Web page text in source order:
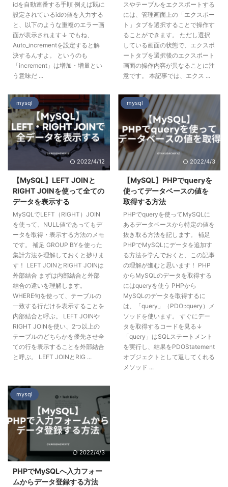
idを自動連番する手順 例えば既に
設定されているidの値を入力する
と、以下のような重複のエラー画
面が表示されます↓ でもね、
Auto_incrementを設定すると解
決するんすよ。 というのも
「increment」は増加・増量とい
う意味だ ...
スやテーブルをエクスポートする
には、管理画面上の「エクスポー
ト」タブを選択することで操作す
ることができます。 ただし選択
している画面の状態で、エクスポ
ートタブを選択後のエクスポート
画面の操作内容が異なることに注
意です。 本記事では、エクス ...
mysql
2022/4/12
【MySQL】LEFT JOINと
RIGHT JOINを使って全ての
データを表示する
MySQLでLEFT（RIGHT）JOIN
を使って、NULL値であってもデ
ータを取得・表示する方法のメモ
です。 補足 GROUP BYを使った
集計方法を理解しておくと捗りま
す！ LEFT JOINとRIGHT JOINは
外部結合 まずは内部結合と外部
結合の違いを理解します。
WHERE句を使って、テーブルの
一致する行だけを表示することを
内部結合と呼ぶ。 LEFT JOINや
RIGHT JOINを使い、2つ以上の
テーブルのどちらかを優先させ全
ての行を表示することを外部結合
と呼ぶ。 LEFT JOINとRIG ...
mysql
2022/4/3
【MySQL】PHPでqueryを
使ってデータベースの値を
取得する方法
PHPでqueryを使ってMySQLに
あるデータベースから特定の値を
抜き取る方法を記します。 補足
PHPでMySQLにデータを追加す
る方法を学んでおくと、この記事
の理解が進むと思います！ PHP
からMySQLのデータを取得する
にはqueryを使う PHPから
MySQLのデータを取得するに
は、「query」（PDO::query）メ
ソッドを使います。 すぐにデー
タを取得するコードを見る↓
「query」はSQLステートメント
を実行し、結果をPDOStatement
オブジェクトとして返してくれる
メソッド ...
mysql
2022/4/3
PHPでMySQLへ入力フォー
ムからデータ登録する方法